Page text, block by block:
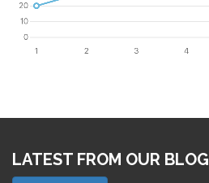
LATEST FROM OUR BLOG